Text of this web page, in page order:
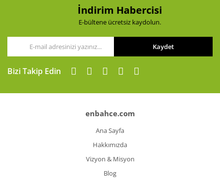
Gönder
İndirim Habercisi
E-bültene ücretsiz kaydolun.
Kaydet
Bizi Takip Edin
enbahce.com
Ana Sayfa
Hakkımızda
Vizyon & Misyon
Blog